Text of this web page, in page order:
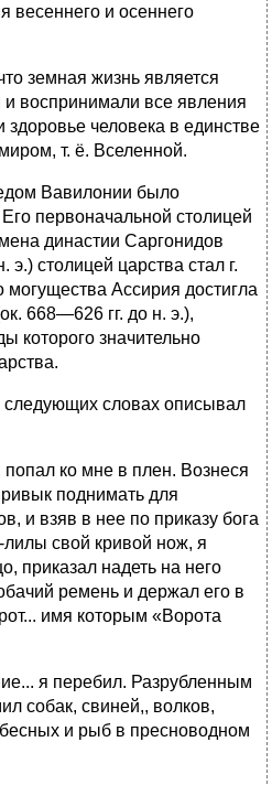
весеннего и осеннего
земная жизнь является
воспринимали все явления
человека в единстве
т. ё. Вселенной.
Вавилонии было
первоначальной столицей
династии Саргонидов
столицей царства стал г.
Ассирия достигла
668—626 гг. до н. э.),
которого значительно
словах описывал
ко мне в плен. Вознеся
поднимать для
и взяв в нее по приказу бога
свой кривой нож, я
приказал надеть на него
ремень и держал его в
имя которым «Ворота
я перебил. Разрубленным
собак, свиней,, волков,
и рыб в пресноводном